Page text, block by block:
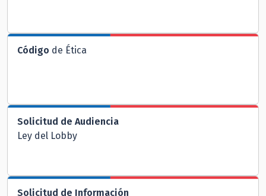
Código de Ética
Solicitud de Audiencia
Ley del Lobby
Solicitud de Información